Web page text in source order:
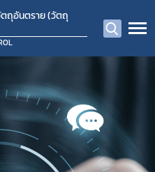
ถุอันตราย (วัตถุ